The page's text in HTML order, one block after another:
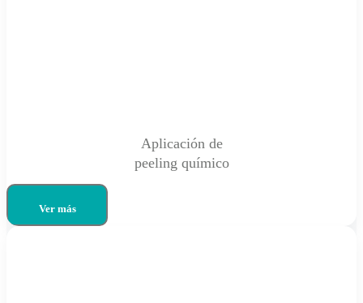
Aplicación de
peeling químico
Ver más